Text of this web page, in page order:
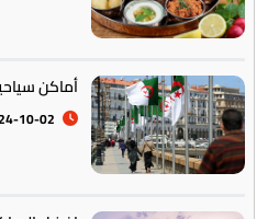
تخطيط الرحلات والتنقل
أماكن سياحية
2024-10-02